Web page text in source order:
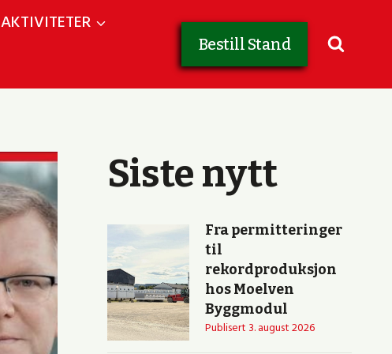
AKTIVITETER
Bestill Stand
Siste nytt
Fra permitteringer
til
rekordproduksjon
hos Moelven
Byggmodul
Publisert 3. august 2026